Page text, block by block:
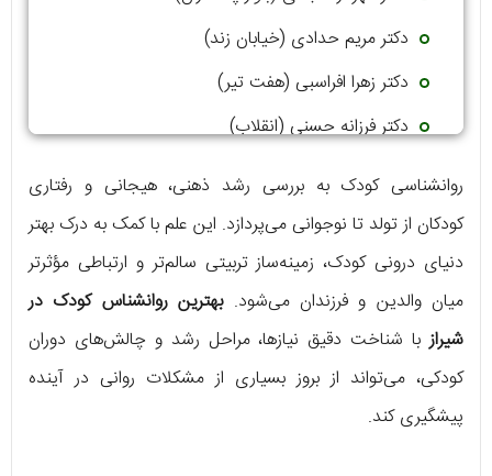
دکتر مریم حدادی (خیابان زند)
دکتر زهرا افراسبی (هفت تیر)
دکتر فرزانه حسنی (انقلاب)
دکتر حسن مختارپور (ساحلی غربی)
روانشناسی کودک به بررسی رشد ذهنی، هیجانی و رفتاری
کودکان از تولد تا نوجوانی می‌پردازد. این علم با کمک به درک بهتر
دنیای درونی کودک، زمینه‌ساز تربیتی سالم‌تر و ارتباطی مؤثرتر
میان والدین و فرزندان می‌شود.بهترین روانشناس کودک در
شیراز با شناخت دقیق نیازها، مراحل رشد و چالش‌های دوران
کودکی، می‌تواند از بروز بسیاری از مشکلات روانی در آینده
پیشگیری کند.